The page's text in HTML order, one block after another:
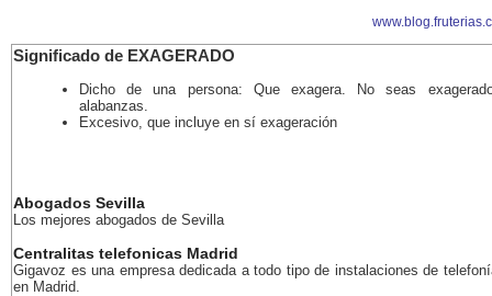
Significado de EXAGERADO
Dicho de una persona: Que exagera. No seas
alabanzas.
Excesivo, que incluye en sí exageración
Abogados Sevilla
Los mejores abogados de Sevilla
Centralitas telefonicas Madrid
Gigavoz es una empresa dedicada a todo tipo de instalaciones de
en Madrid.